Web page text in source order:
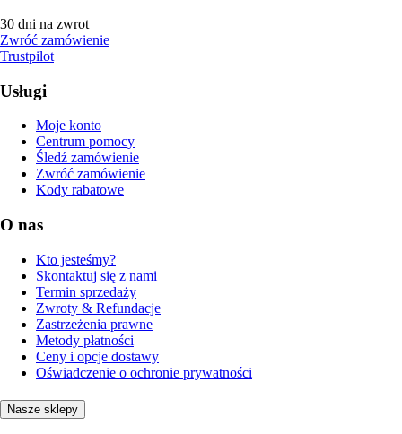
30 dni na zwrot
Zwróć zamówienie
Trustpilot
Usługi
Moje konto
Centrum pomocy
Śledź zamówienie
Zwróć zamówienie
Kody rabatowe
O nas
Kto jesteśmy?
Skontaktuj się z nami
Termin sprzedaży
Zwroty & Refundacje
Zastrzeżenia prawne
Metody płatności
Ceny i opcje dostawy
Oświadczenie o ochronie prywatności
Nasze sklepy